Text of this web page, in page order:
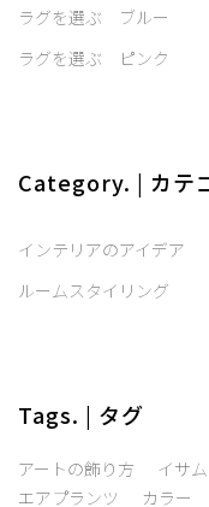
ラグを選ぶ ブルー
ラグを選ぶ ピンク
Category. | カテ
インテリアのアイデア
ルームスタイリング
Tags. | タグ
アートの飾り方 イサ
エアプランツ
カラー